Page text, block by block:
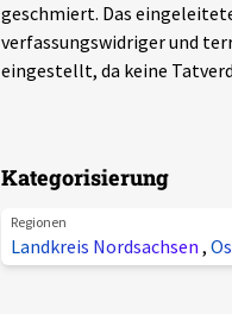
geschmiert. Das
verfassungswidriger und
eingestellt, da keine
Kategorisierung
Regionen
Landkreis Nordsachsen ,